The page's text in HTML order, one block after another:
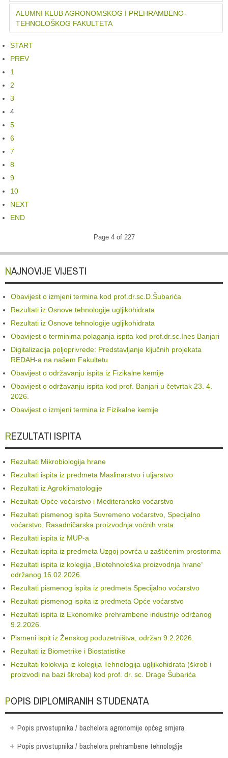
ALUMNI KLUB AGRONOMSKOG I PREHRAMBENO-
TEHNOLOŠKOG FAKULTETA
START
PREV
1
2
3
4
5
6
7
8
9
10
NEXT
END
Page 4 of 227
NAJNOVIJE VIJESTI
Obavijest o izmjeni termina kod prof.dr.sc.D.Šubarića
Rezultati iz Osnove tehnologije ugljikohidrata
Rezultati iz Osnove tehnologije ugljikohidrata
Obavijest o terminima polaganja ispita kod prof.dr.sc.Ines Banjari
Digitalizacija poljoprivrede: Predstavljanje ključnih projekata
REDAH-a na našem Fakultetu
Obavijest o održavanju ispita iz Fizikalne kemije
Obavijest o održavanju ispita kod prof. Banjari u četvrtak 23. 4.
2026.
Obavijest o izmjeni termina iz Fizikalne kemije
REZULTATI ISPITA
Rezultati Mikrobiologija hrane
Rezultati ispita iz predmeta Maslinarstvo i uljarstvo
Rezultati iz Agroklimatologije
Rezultati Opće voćarstvo i Mediteransko voćarstvo
Rezultati pismenog ispita Suvremeno voćarstvo, Specijalno
voćarstvo, Rasadničarska proizvodnja voćnih vrsta
Rezultati ispita iz MUP-a
Rezultati ispita iz predmeta Uzgoj povrća u zaštićenim prostorima
Rezultati ispita iz kolegija „Biotehnološka proizvodnja hrane“
održanog 16.02.2026.
Rezultati pismenog ispita iz predmeta Specijalno voćarstvo
Rezultati pismenog ispita iz predmeta Opće voćarstvo
Rezultati ispita iz Ekonomike prehrambene industrije održanog
9.2.2026.
Pismeni ispit iz Ženskog poduzetništva, održan 9.2.2026.
Rezultati iz Biometrike i Biostatistike
Rezultati kolokvija iz kolegija Tehnologija ugljikohidrata (škrob i
proizvodi na bazi škroba) kod prof. dr. sc. Drage Šubarića
POPIS DIPLOMIRANIH STUDENATA
Popis prvostupnika / bachelora agronomije općeg smjera
Popis prvostupnika / bachelora prehrambene tehnologije